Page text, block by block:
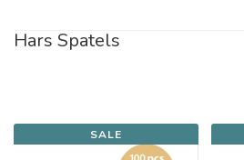
Hars Spatels
SALE